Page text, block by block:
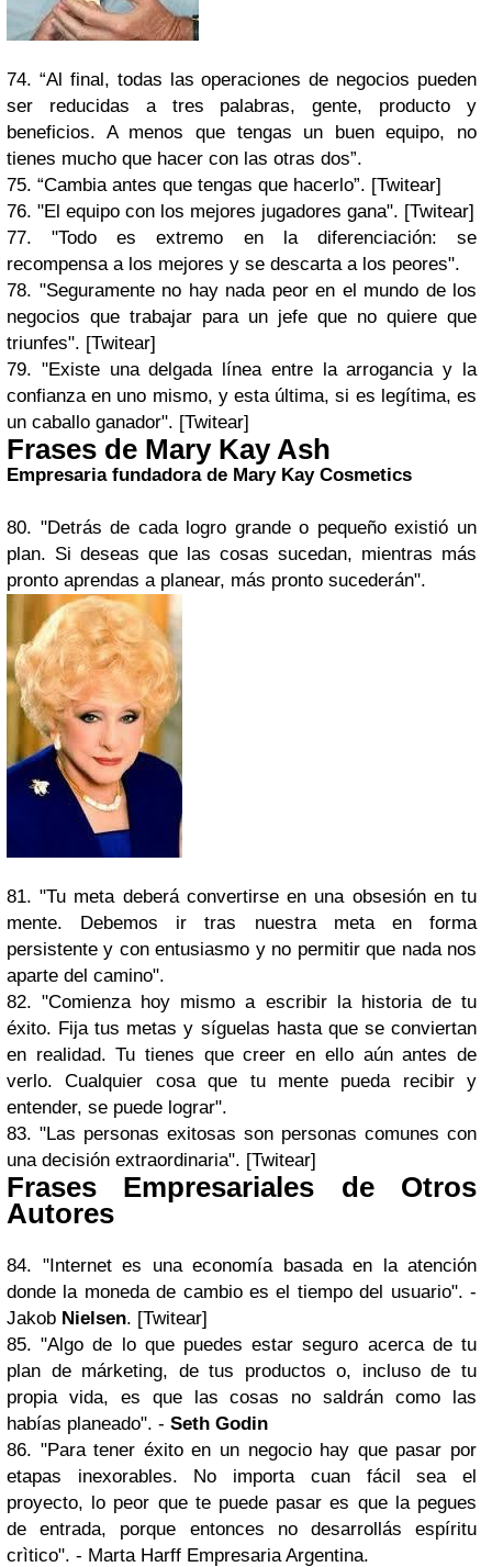
74. “Al final, todas las operaciones de negocios pueden
ser reducidas a tres palabras, gente, producto y
beneficios. A menos que tengas un buen equipo, no
tienes mucho que hacer con las otras dos”.
75. “Cambia antes que tengas que hacerlo”. [Twitear]
76. "El equipo con los mejores jugadores gana". [Twitear]
77. "Todo es extremo en la diferenciación: se
recompensa a los mejores y se descarta a los peores".
78. "Seguramente no hay nada peor en el mundo de los
negocios que trabajar para un jefe que no quiere que
triunfes". [Twitear]
79. "Existe una delgada línea entre la arrogancia y la
confianza en uno mismo, y esta última, si es legítima, es
un caballo ganador". [Twitear]
Frases de Mary KayAsh
Empresaria fundadora de Mary Kay Cosmetics
80. "Detrás de cada logro grande o pequeño existió un
plan. Si deseas que las cosas sucedan, mientras más
pronto aprendas a planear, más pronto sucederán".
81. "Tu meta deberá convertirse en una obsesión en tu
mente. Debemos ir tras nuestra meta en forma
persistente y con entusiasmo y no permitir que nada nos
aparte del camino".
82. "Comienza hoy mismo a escribir la historia de tu
éxito. Fija tus metas y síguelas hasta que se conviertan
en realidad. Tu tienes que creer en ello aún antes de
verlo. Cualquier cosa que tu mente pueda recibir y
entender, se puede lograr".
83. "Las personas exitosas son personas comunes con
una decisión extraordinaria". [Twitear]
Frases Empresariales de Otros
Autores
84. "Internet es una economía basada en la atención
donde la moneda de cambio es el tiempo del usuario". -
Jakob Nielsen. [Twitear]
85. "Algo de lo que puedes estar seguro acerca de tu
plan de márketing, de tus productos o, incluso de tu
propia vida, es que las cosas no saldrán como las
habías planeado". - Seth Godin
86. "Para tener éxito en un negocio hay que pasar por
etapas inexorables. No importa cuan fácil sea el
proyecto, lo peor que te puede pasar es que la pegues
de entrada, porque entonces no desarrollás espíritu
crìtico". - Marta Harff Empresaria Argentina.